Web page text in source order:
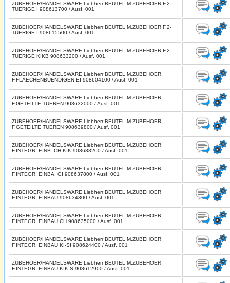
ZUBEHOER/HANDELSWARE Liebherr BEUTEL M.ZUBEHOER F.2-
TUERIGE I 908613700 / Ausf. 001
ZUBEHOER/HANDELSWARE Liebherr BEUTEL M.ZUBEHOER F.2-
TUERIGE I 908615500 / Ausf. 001
ZUBEHOER/HANDELSWARE Liebherr BEUTEL M.ZUBEHOER F.2-
TUERIGE KIKB 908633200 / Ausf. 001
ZUBEHOER/HANDELSWARE Liebherr BEUTEL M.ZUBEHOER
F.FLAECHENBUENDIGEN EI 908604100 / Ausf. 001
ZUBEHOER/HANDELSWARE Liebherr BEUTEL M.ZUBEHOER
F.GETEILTE TUEREN 908632000 / Ausf. 001
ZUBEHOER/HANDELSWARE Liebherr BEUTEL M.ZUBEHOER
F.GETEILTE TUEREN 908639800 / Ausf. 001
ZUBEHOER/HANDELSWARE Liebherr BEUTEL M.ZUBEHOER
F.INTEGR. EINB. CH KIK 908638200 / Ausf. 001
ZUBEHOER/HANDELSWARE Liebherr BEUTEL M.ZUBEHOER
F.INTEGR. EINBA. GI 908637800 / Ausf. 001
ZUBEHOER/HANDELSWARE Liebherr BEUTEL M.ZUBEHOER
F.INTEGR. EINBAU 908634800 / Ausf. 001
ZUBEHOER/HANDELSWARE Liebherr BEUTEL M.ZUBEHOER
F.INTEGR. EINBAU CH 908635000 / Ausf. 001
ZUBEHOER/HANDELSWARE Liebherr BEUTEL M.ZUBEHOER
F.INTEGR. EINBAU KI-SI 908624400 / Ausf. 001
ZUBEHOER/HANDELSWARE Liebherr BEUTEL M.ZUBEHOER
F.INTEGR. EINBAU KIK-S 908612900 / Ausf. 001